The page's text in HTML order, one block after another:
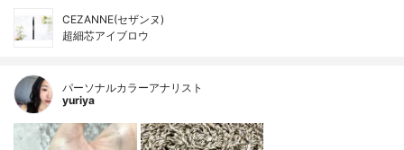
CEZANNE(セザンヌ)
超細芯アイブロウ
パーソナルカラーアナリスト
yuriya